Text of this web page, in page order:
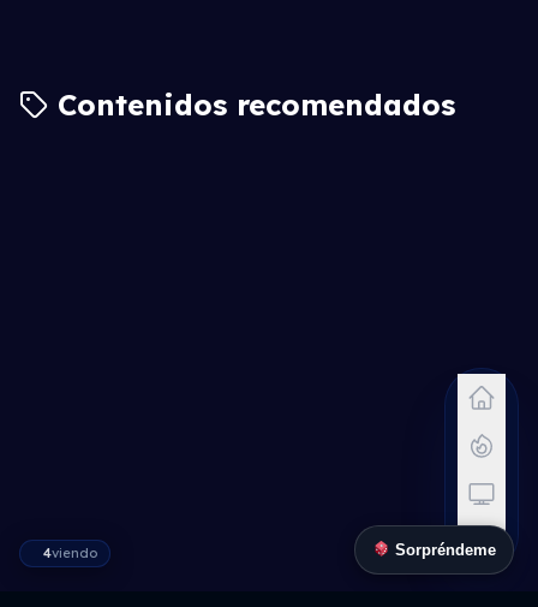
Contenidos recomendados
4viendo Sorpréndeme